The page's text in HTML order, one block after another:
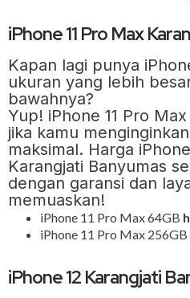
iPhone 11 Pro Max
Kapan lagi punya
ukuran yang lebih
bawahnya?
Yup! iPhone 11 Pro
jika kamu
maksimal. Harga
Karangjati Banyumas
dengan garansi dan
memuaskan!
iPhone 11 Pro Max 64GB
iPhone 11 Pro Max 256GB
iPhone 12 Karangjati